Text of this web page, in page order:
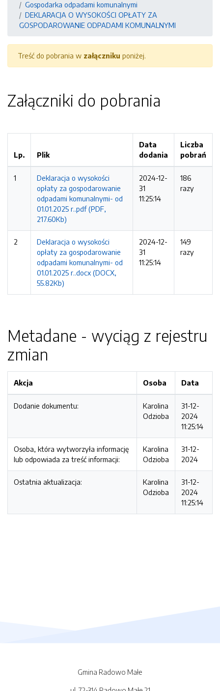
Gospodarka odpadami komunalnymi
DEKLARACJA O WYSOKOŚCI OPŁATY ZA
GOSPODAROWANIE ODPADAMI KOMUNALNYMI
Treść do pobrania w załączniku poniżej.
Załączniki do pobrania
Lp. Plik
Data
dodania
Liczba
pobrań
1
Deklaracja o wysokości
opłaty za gospodarowanie
odpadami komunalnymi- od
01.01.2025 r..pdf (PDF,
217.60Kb)
2024-12-
31
11:25:14
186
razy
2
Deklaracja o wysokości
opłaty za gospodarowanie
odpadami komunalnymi- od
01.01.2025 r..docx (DOCX,
55.82Kb)
2024-12-
31
11:25:14
149
razy
Metadane - wyciąg z rejestru
zmian
Akcja Osoba Data
Dodanie dokumentu:
Karolina
Odzioba
31-12-
2024
11:25:14
Osoba, która wytworzyła informację
lub odpowiada za treść informacji:
Karolina
Odzioba
31-12-
2024
Ostatnia aktualizacja:
Karolina
Odzioba
31-12-
2024
11:25:14
Gmina Radowo Małe